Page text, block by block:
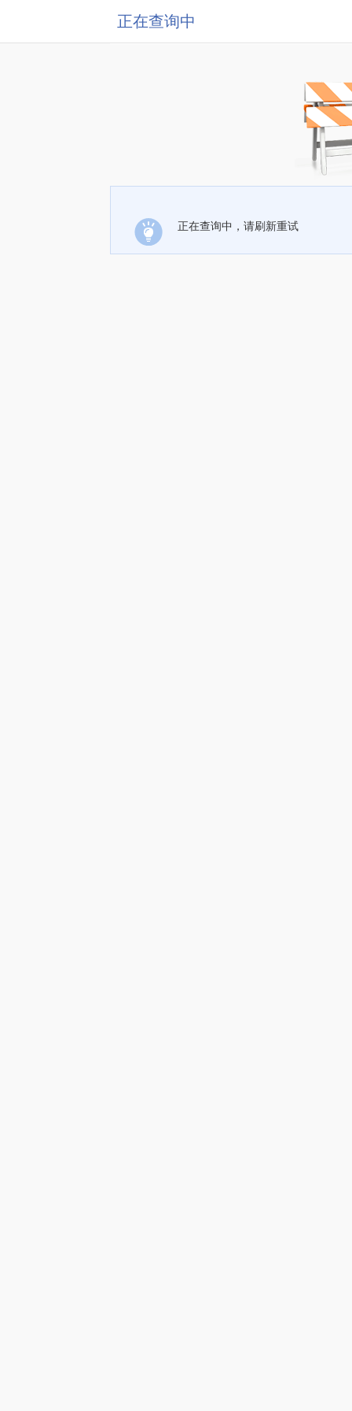
正在查询中
正在查询中，请刷新重试